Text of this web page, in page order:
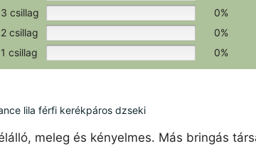
3 csillag
0%
2 csillag
0%
1 csillag
0%
lila férfi kerékpáros dzseki
meleg és kényelmes. Más bringás